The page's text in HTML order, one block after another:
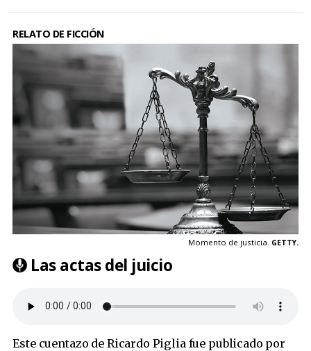
RELATO DE FICCIÓN
Momento de justicia. GETTY.
Las actas del juicio
Este cuentazo de Ricardo Piglia fue publicado por